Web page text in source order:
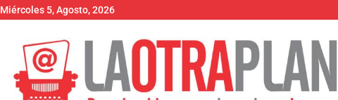
Miércoles 5, Agosto, 2026